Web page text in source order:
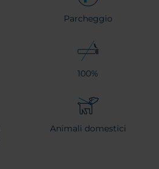
Parcheggio
100%
Animali domestici